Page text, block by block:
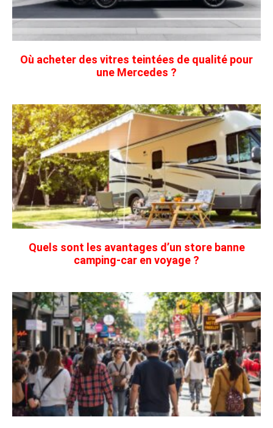
Où acheter des vitres teintées de qualité pour
une Mercedes ?
Quels sont les avantages d’un store banne
camping-car en voyage ?